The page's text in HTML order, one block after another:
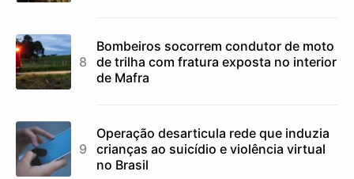
Bombeiros socorrem condutor de moto
de trilha com fratura exposta no interior
de Mafra
Operação desarticula rede que induzia
crianças ao suicídio e violência virtual
no Brasil